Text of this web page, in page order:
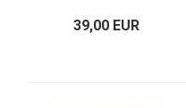
39,00 EUR